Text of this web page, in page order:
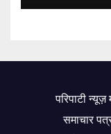
परिपाटी न्यूज़
समाचार